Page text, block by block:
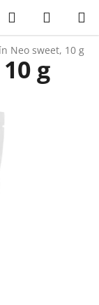
Hľadať
KOŠÍK
Neo sweet, 10 g
g